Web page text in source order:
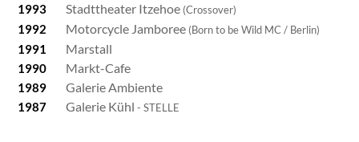
1993 Stadttheater Itzehoe (Crossover)
1992 Motorcycle Jamboree (Born to be Wild MC / Berlin)
1991 Marstall
1990 Markt-Cafe
1989 Galerie Ambiente
1987 Galerie Kühl- STELLE